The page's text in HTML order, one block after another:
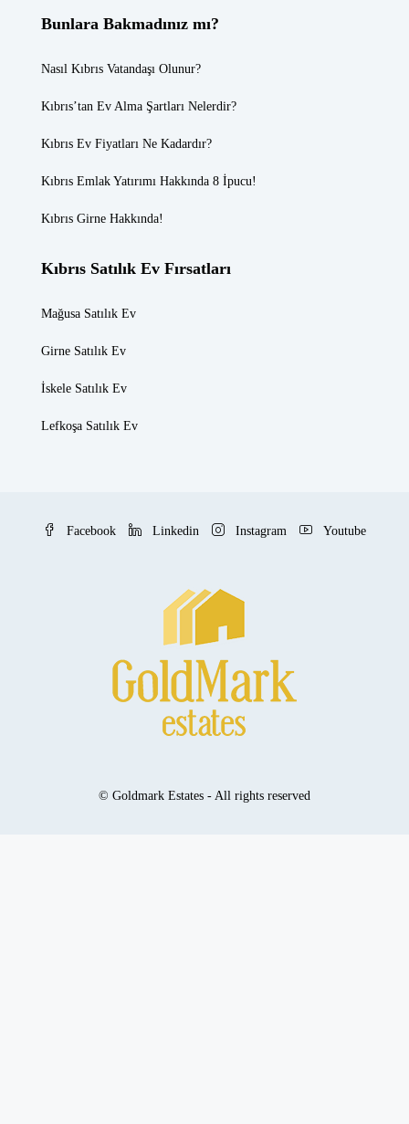
Bunlara Bakmadınız mı?
Nasıl Kıbrıs Vatandaşı Olunur?
Kıbrıs’tan Ev Alma Şartları Nelerdir?
Kıbrıs Ev Fiyatları Ne Kadardır?
Kıbrıs Emlak Yatırımı Hakkında 8 İpucu!
Kıbrıs Girne Hakkında!
Kıbrıs Satılık Ev Fırsatları
Mağusa Satılık Ev
Girne Satılık Ev
İskele Satılık Ev
Lefkoşa Satılık Ev
Facebook Linkedin Instagram Youtube
© Goldmark Estates - All rights reserved